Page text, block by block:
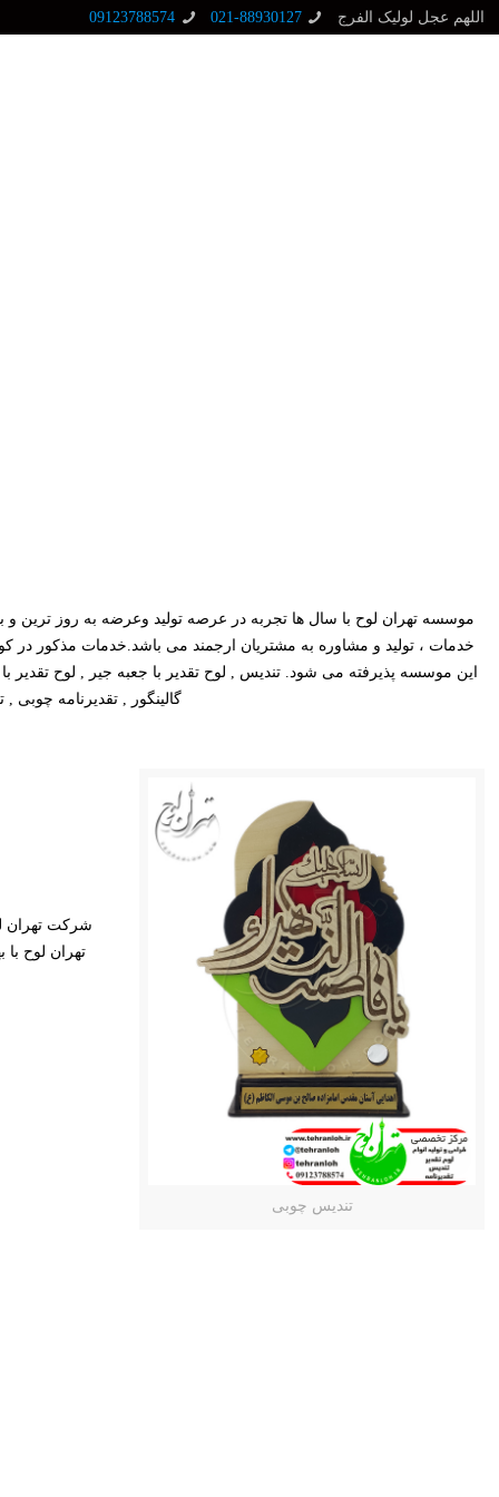
اللهم عجل لولیک الفرج 021-88930127
09123788574
موسسه تهران لوح با سال ها تجربه در عرصه تولید وعرضه به روز ترین و
خدمات ، تولید و مشاوره به مشتریان ارجمند می باشد.خدمات مذکور
این موسسه پذیرفته می شود. تندیس , لوح تقدیر با جعبه جیر , لوح تقدیر
گالینگور , تقدیرنامه چوبی
تندیس چوبی
شرکت تهران
تهران لوح